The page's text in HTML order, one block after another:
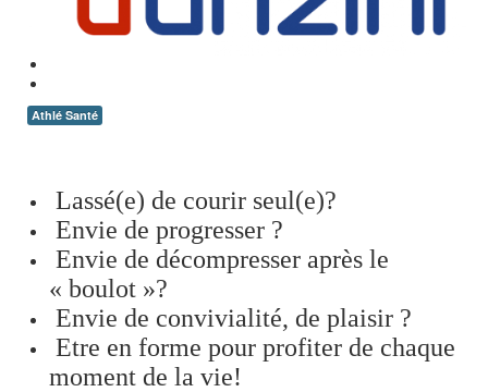
Athlé Santé
Lassé(e) de courir seul(e)?
Envie de progresser ?
Envie de décompresser après le
« boulot »?
Envie de convivialité, de plaisir ?
Etre en forme pour profiter de chaque
moment de la vie!